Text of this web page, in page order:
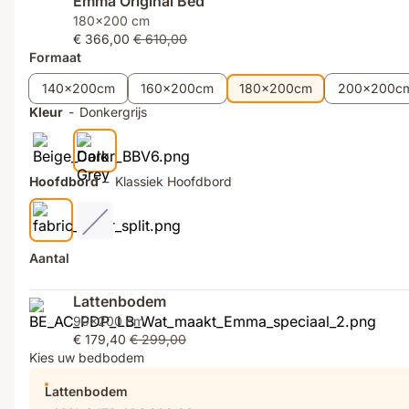
volledig
naar
wens
samen
180x200 cm
€ 366,00 € 610,00
Formaat
140x200cm
160x200cm 180x200cm
Kleur - Donkergrijs
Hoofdbord - Klassiek Hoofdbord
Aantal
Lattenbodem
90x200 cm
€ 179,40 € 299,00
Kies uw bedbodem
Lattenbodem